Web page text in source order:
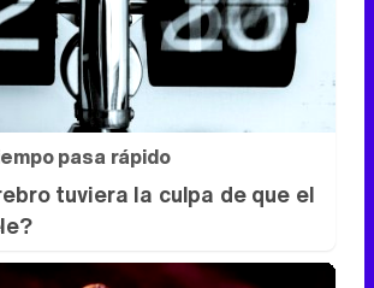
pasa rápido
tuviera la culpa de que el